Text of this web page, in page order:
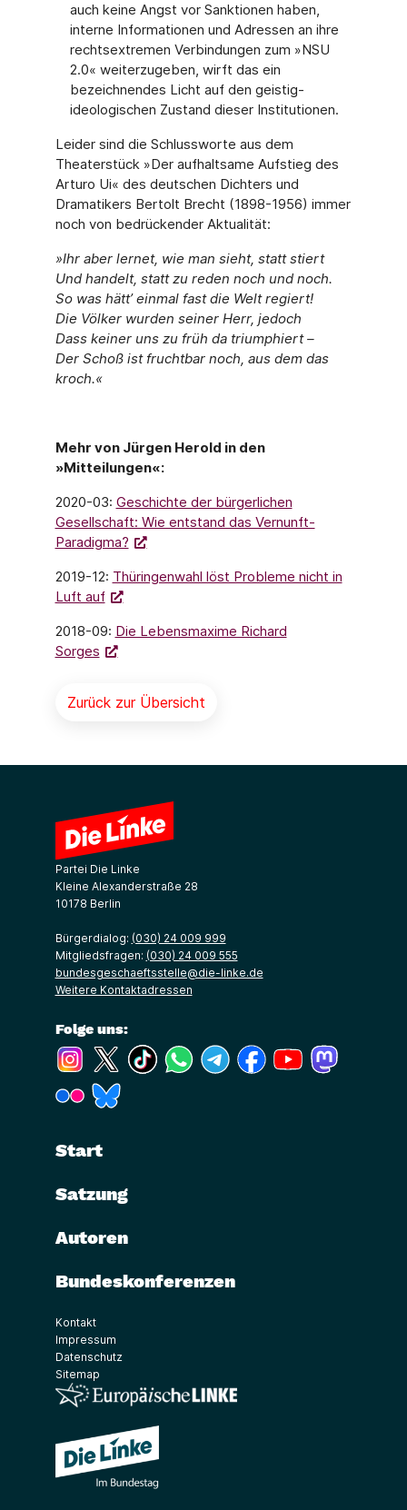
auch keine Angst vor Sanktionen haben,
interne Informationen und Adressen an ihre
rechtsextremen Verbindungen zum »NSU
2.0« weiterzugeben, wirft das ein
bezeichnendes Licht auf den geistig-
ideologischen Zustand dieser Institutionen.
Leider sind die Schlussworte aus dem
Theaterstück »Der aufhaltsame Aufstieg des
Arturo Ui« des deutschen Dichters und
Dramatikers Bertolt Brecht (1898-1956) immer
noch von bedrückender Aktualität:
»Ihr aber lernet, wie man sieht, statt stiert
Und handelt, statt zu reden noch und noch.
So was hätt’einmal fast die Welt regiert!
Die Völker wurden seiner Herr, jedoch
Dass keiner uns zu früh da triumphiert –
Der Schoß ist fruchtbar noch, aus dem das
kroch.«
Mehr von Jürgen Herold in den
»Mitteilungen«:
2020-03: Geschichte der bürgerlichen
Gesellschaft: Wie entstand das Vernunft-
Paradigma?
2019-12: Thüringenwahl löst Probleme nicht in
Luft auf
2018-09: Die Lebensmaxime Richard
Sorges
Zurück zur Übersicht
Partei Die Linke
Kleine Alexanderstraße 28
10178 Berlin
Bürgerdialog: (030) 24 009 999
Mitgliedsfragen: (030) 24 009 555
bundesgeschaeftsstelle@die-linke.de
Weitere Kontaktadressen
Folge uns:
(Link öffnet ein neues Fenster)
(Link öffnet ein neues Fenster)
(Link öffnet ein neues Fenster)
(Link öffnet ein neues Fenster)
(Link öffnet ein neues Fenster)
(Link öffnet ein neues
(Link öffnet ein
(Link öffnet ein neues Fenster)
Start
Satzung
Autoren
Bundeskonferenzen
Kontakt
Impressum
Datenschutz
Sitemap
(Link öffnet ein neues Fenster)